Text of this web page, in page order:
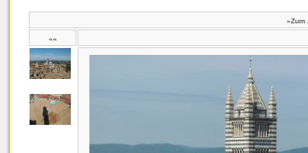
»Zum
««